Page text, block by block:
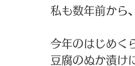
私も数年前から
今年のはじめく
豆腐のぬか漬け